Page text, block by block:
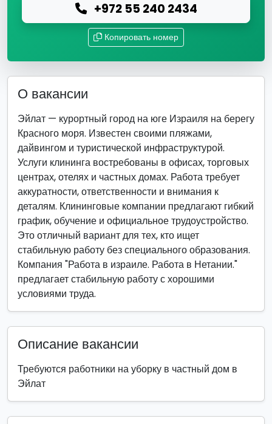
+972 55 240 2434
Копировать номер
О вакансии
Эйлат — курортный город на юге Израиля на берегу
Красного моря. Известен своими пляжами,
дайвингом и туристической инфраструктурой.
Услуги клининга востребованы в офисах, торговых
центрах, отелях и частных домах. Работа требует
аккуратности, ответственности и внимания к
деталям. Клининговые компании предлагают гибкий
график, обучение и официальное трудоустройство.
Это отличный вариант для тех, кто ищет
стабильную работу без специального образования.
Компания "Работа в израиле. Работа в Нетании."
предлагает стабильную работу с хорошими
условиями труда.
Описание вакансии
Требуются работники на уборку в частный дом в
Эйлат